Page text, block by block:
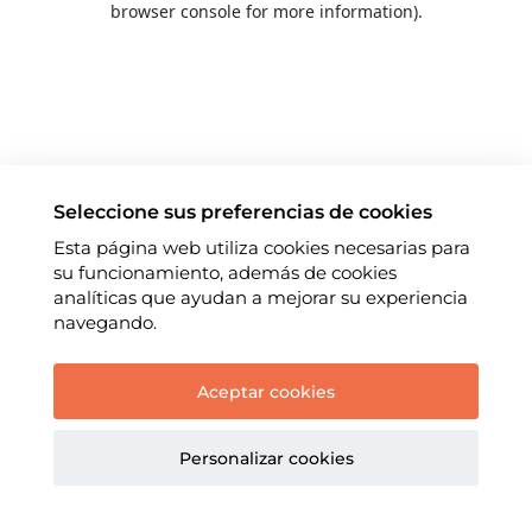
browser console for more information).
Seleccione sus preferencias de cookies
Esta página web utiliza cookies necesarias para
su funcionamiento, además de cookies
analíticas que ayudan a mejorar su experiencia
navegando.
Aceptar cookies
Personalizar cookies